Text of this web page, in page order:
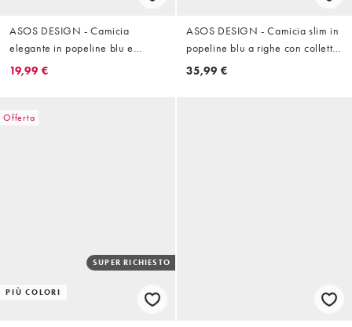
ASOS DESIGN - Camicia
elegante in popeline blu e
bianca a righe vestibilità classica
19,99 €
ASOS DESIGN - Camicia slim in
popeline blu a righe con colletto
a contrasto
35,99 €
Offerta
PIÙ COLORI
SUPER RICHIESTO